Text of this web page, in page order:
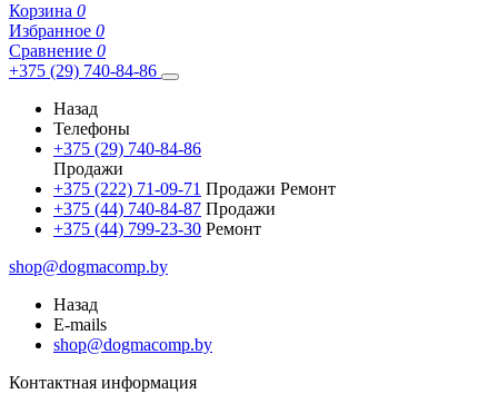
Корзина 0
Избранное 0
Сравнение 0
+375 (29) 740-84-86
Назад
Телефоны
+375 (29) 740-84-86
Продажи
+375 (222) 71-09-71 Продажи Ремонт
+375 (44) 740-84-87 Продажи
+375 (44) 799-23-30 Ремонт
shop@dogmacomp.by
Назад
E-mails
shop@dogmacomp.by
Контактная информация